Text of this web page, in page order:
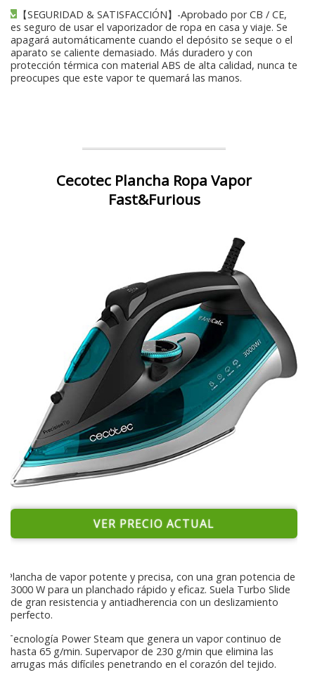
【SEGURIDAD & SATISFACCIÓN】-Aprobado por CB / CE,
es seguro de usar el vaporizador de ropa en casa y viaje. Se
apagará automáticamente cuando el depósito se seque o el
aparato se caliente demasiado. Más duradero y con
protección térmica con material ABS de alta calidad, nunca te
preocupes que este vapor te quemará las manos.
Cecotec Plancha Ropa Vapor
Fast&Furious
VER PRECIO ACTUAL
Plancha de vapor potente y precisa, con una gran potencia de
3000 W para un planchado rápido y eficaz. Suela Turbo Slide
de gran resistencia y antiadherencia con un deslizamiento
perfecto.
Tecnología Power Steam que genera un vapor continuo de
hasta 65 g/min. Supervapor de 230 g/min que elimina las
arrugas más difíciles penetrando en el corazón del tejido.